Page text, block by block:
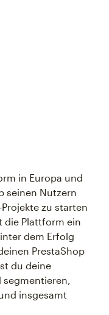
in Europa und
seinen Nutzern
zu starten
die Plattform ein
dem Erfolg
PrestaShop
du deine
segmentieren,
insgesamt